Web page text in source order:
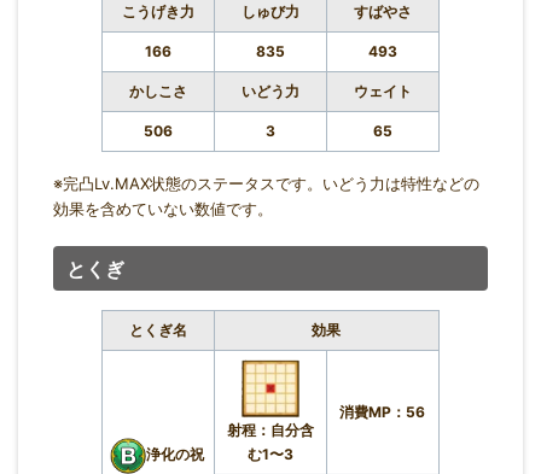
こうげき力 しゅび力 すばやさ
166 835 493
かしこさ いどう力 ウェイト
506 3 65
※完凸Lv.MAX状態のステータスです。いどう力は特性などの
効果を含めていない数値です。
とくぎ
とくぎ名 効果
浄化の祝
射程：自分含
む1〜3
消費MP：56